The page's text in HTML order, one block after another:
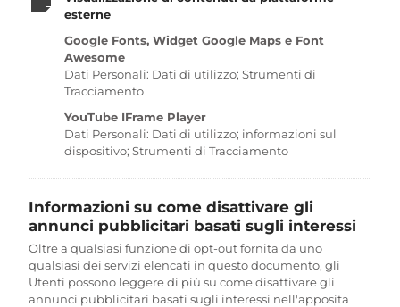
esterne
Google Fonts, Widget Google Maps e Font
Awesome
Dati Personali: Dati di utilizzo; Strumenti di
Tracciamento
YouTube IFrame Player
Dati Personali: Dati di utilizzo; informazioni sul
dispositivo; Strumenti di Tracciamento
Informazioni su come disattivare gli
annunci pubblicitari basati sugli interessi
Oltre a qualsiasi funzione di opt-out fornita da uno
qualsiasi dei servizi elencati in questo documento, gli
Utenti possono leggere di più su come disattivare gli
annunci pubblicitari basati sugli interessi nell'apposita